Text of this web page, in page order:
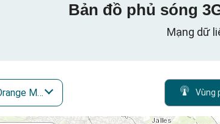
Bản đồ phủ sóng
Mạng dữ
Orange Mobile Vùng